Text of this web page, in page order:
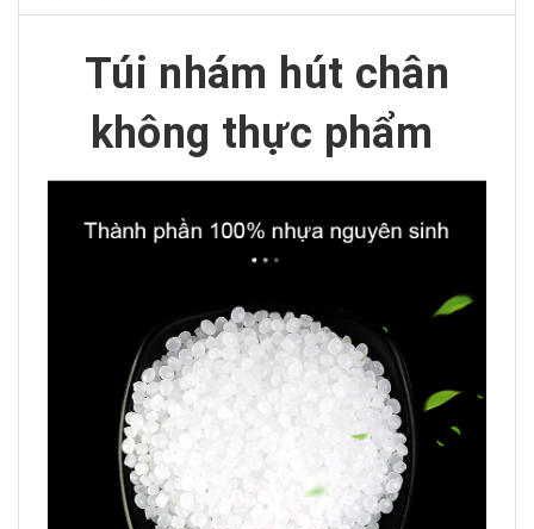
Túi nhám hút chân
không thực phẩm